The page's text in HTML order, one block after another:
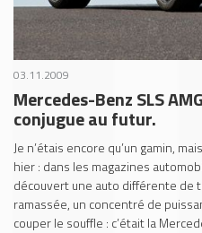
03.11.2009
Mercedes-Benz SLS
conjugue au futur.
Je n’étais encore qu’un gamin,
hier : dans les magazines
découvert une auto différente de
ramassée, un concentré de
couper le souffle : c’était la